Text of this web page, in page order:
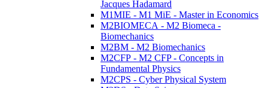
Jacques Hadamard
M1MIE - M1 MiE - Master in Economics
M2BIOMECA - M2 Biomeca -
Biomechanics
M2BM - M2 Biomechanics
M2CFP - M2 CFP - Concepts in
Fundamental Physics
M2CPS - Cyber Physical System